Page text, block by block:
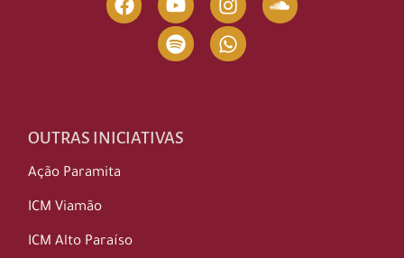
OUTRAS INICIATIVAS
Ação Paramita
ICM Viamão
ICM Alto Paraíso